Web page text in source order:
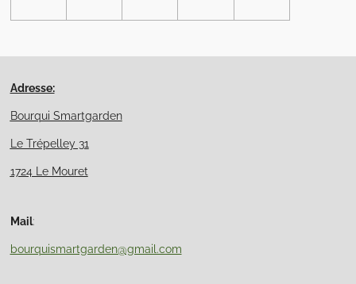
Adresse:
Bourqui Smartgarden
Le Trépelley 31
1724 Le Mouret
Mail:
bourquismartgarden@gmail.com